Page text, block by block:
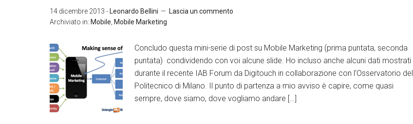
14 dicembre 2013 - Leonardo Bellini
Lascia un commento
Archiviato in: Mobile Mobile Marketing
Concludo questa mini-serie di post su Mobile Marketing (prima puntata, seconda
puntata) condividendo con voi alcune slide. Ho incluso anche alcuni dati mostrati
durante il recente IAB Forum da Digitouch in collaborazione con l’Osservatorio del
Politecnico di Milano. Il punto di partenza a mio avviso è capire, come quasi
sempre, dove siamo, dove vogliamo andare […]